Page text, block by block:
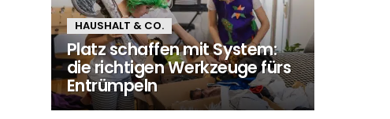
HAUSHALT & CO.
Platz schaffen mit System:
die richtigen Werkzeuge fürs
Entrümpeln